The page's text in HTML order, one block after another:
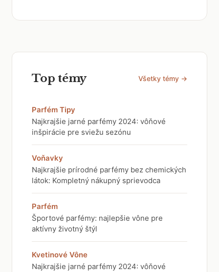
Top témy Všetky témy →
Parfém Tipy
Najkrajšie jarné parfémy 2024: vôňové
inšpirácie pre sviežu sezónu
Voňavky
Najkrajšie prírodné parfémy bez chemických
látok: Kompletný nákupný sprievodca
Parfém
Športové parfémy: najlepšie vône pre
aktívny životný štýl
Kvetinové Vône
Najkrajšie jarné parfémy 2024: vôňové